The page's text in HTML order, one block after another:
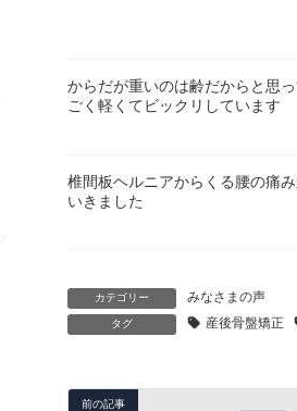
からだが重いのは齢だからと思
ごく軽くてビックリしています
椎間板ヘルニアからくる腰の痛
いきました
カテゴリー みなさまの声
タグ 産後骨盤矯正
前の記事